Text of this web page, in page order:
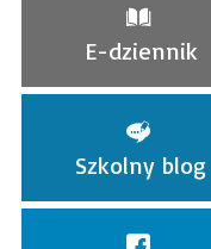
E-dziennik
Szkolny blog